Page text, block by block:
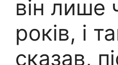
він лише
років, і
сказав,